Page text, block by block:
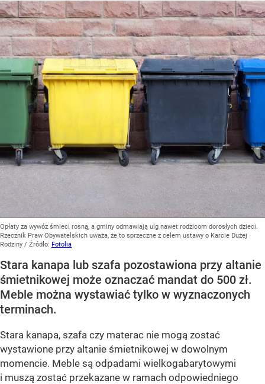
Opłaty za wywóz śmieci rosną, a gminy odmawiają ulg nawet rodzicom dorosłych dzieci.
Rzecznik Praw Obywatelskich uważa, że to sprzeczne z celem ustawy o Karcie Dużej
Rodziny / Źródło: Fotolia
Stara kanapa lub szafa pozostawiona przy altanie
śmietnikowej może oznaczać mandat do 500 zł.
Meble można wystawiać tylko w wyznaczonych
terminach.
Stara kanapa, szafa czy materac nie mogą zostać
wystawione przy altanie śmietnikowej w dowolnym
momencie. Meble są odpadami wielkogabarytowymi
i muszą zostać przekazane w ramach odpowiedniego